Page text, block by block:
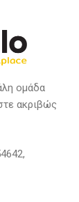
ομάδα
ακριβώς